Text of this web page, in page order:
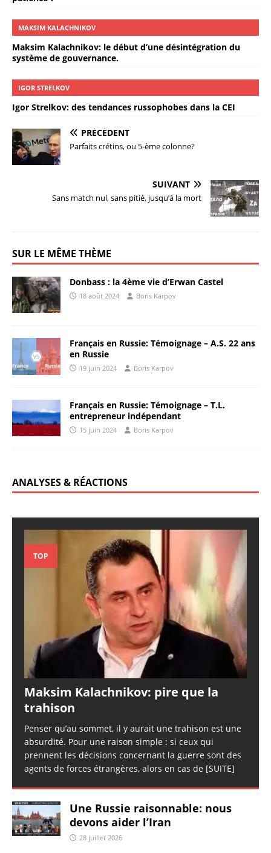
MAKSIM KALACHNIKOV
Maksim Kalachnikov: le début d’une désintégration du
système de gouvernance.
IGOR STRELKOV
Igor Strelkov: des tendances russophobes dans la CEI
PRÉCÉDENT
Parfaits crétins, ou 5-ème colonne?
SUIVANT
Sans match nul, sans pitié, jusqu’à la mort
SUR LE MÊME THÈME
Donbass : la 4ème vie d’Erwan Castel
18 août 2024 Boris Karpov
Français en Russie: Témoignage – A.S. 22 ans
en Russie
19 juin 2024 Boris Karpov
Français en Russie: Témoignage – T.L.
entrepreneur indépendant
15 juin 2024 Boris Karpov
ANALYSES & RÉACTIONS
TOP
Maksim Kalachnikov: pire que la
trahison
Penser qu’au sommet, il y aurait une trahison est une
absurdité. Pour une raison simple : si ceux qui
prennent les décisions concernant la guerre sont des
agents de forces étrangères, alors en cas de [SUITE]
Une Russie raisonnable: nous
devons aider l’Iran
28 juillet 2026